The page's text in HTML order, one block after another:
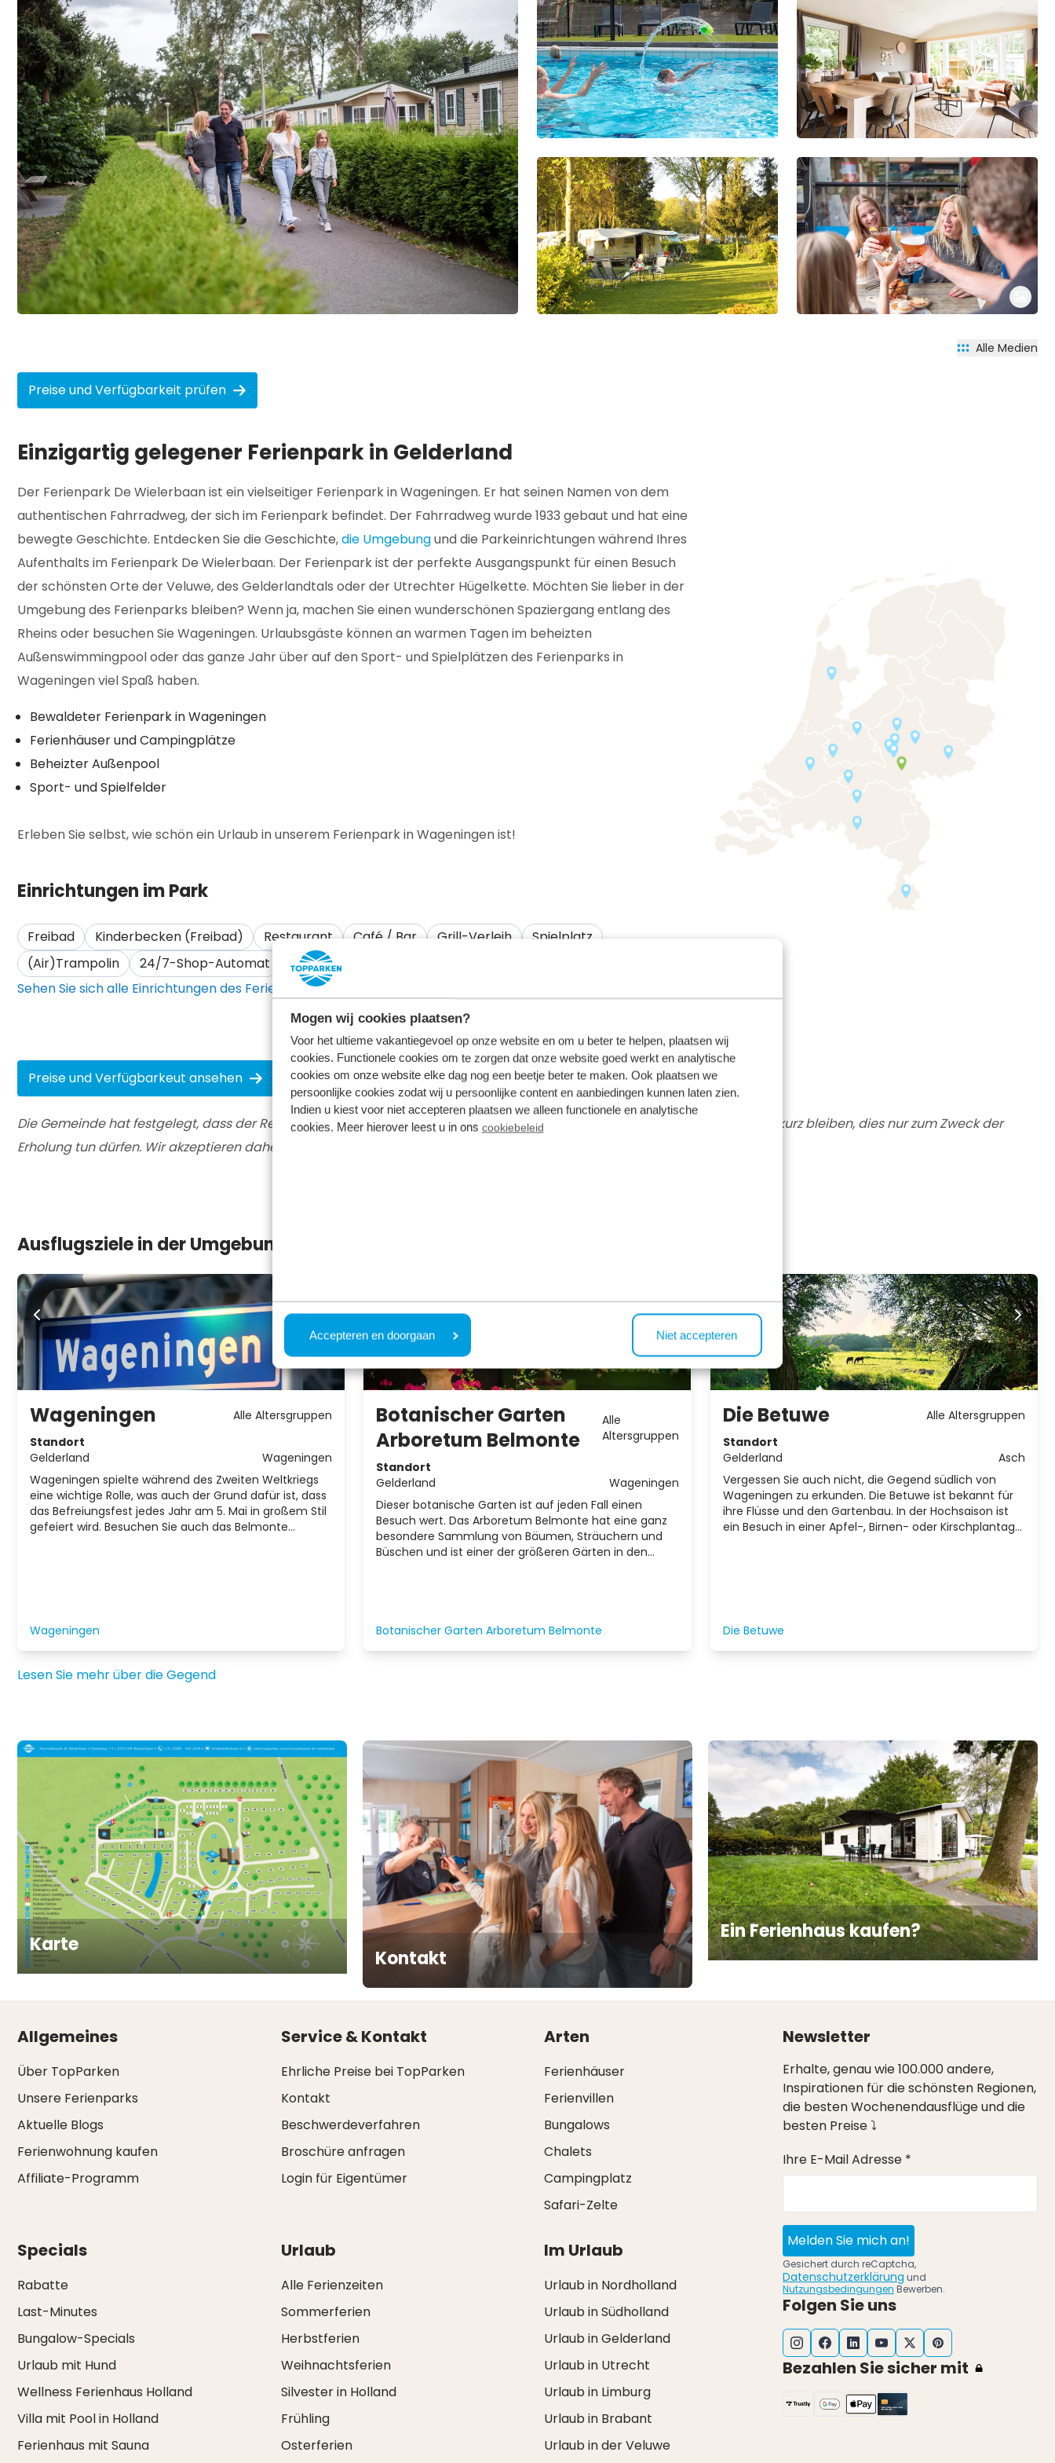
Mogen wij cookies plaatsen?
Voor het ultieme vakantiegevoel op onze website en om u beter te helpen, plaatsen wij
cookies. Functionele cookies om te zorgen dat onze website goed werkt en analytische
cookies om onze website elke dag nog een beetje beter te maken. Ook plaatsen we
persoonlijke cookies zodat wij u persoonlijke content en aanbiedingen kunnen laten zien.
Indien u kiest voor niet accepteren plaatsen we alleen functionele en analytische
cookies. Meer hierover leest u in ons cookiebeleid
Accepteren en doorgaan Niet accepteren
Alle Medien
Preise und Verfügbarkeit prüfen
Einzigartig gelegener Ferienpark in Gelderland
Der Ferienpark De Wielerbaan ist ein vielseitiger Ferienpark in Wageningen. Er hat seinen Namen von dem
authentischen Fahrradweg, der sich im Ferienpark befindet. Der Fahrradweg wurde 1933 gebaut und hat eine
bewegte Geschichte. Entdecken Sie die Geschichte,die Umgebungund die Parkeinrichtungen während Ihres
Aufenthalts im Ferienpark De Wielerbaan. Der Ferienpark ist der perfekte Ausgangspunkt für einen Besuch
der schönsten Orte der Veluwe, des Gelderlandtals oder der Utrechter Hügelkette. Möchten Sie lieber in der
Umgebung des Ferienparks bleiben? Wenn ja, machen Sie einen wunderschönen Spaziergang entlang des
Rheins oder besuchen Sie Wageningen. Urlaubsgäste können an warmen Tagen im beheizten
Außenswimmingpool oder das ganze Jahr über auf den Sport- und Spielplätzen des Ferienparks in
Wageningen viel Spaß haben.
Bewaldeter Ferienpark in Wageningen
Ferienhäuser und Campingplätze
Beheizter Außenpool
Sport- und Spielfelder
Erleben Sie selbst, wie schön ein Urlaub in unserem Ferienpark in Wageningen ist!
Einrichtungen im Park
Freibad Kinderbecken (Freibad) Restaurant Café / Bar Grill-Verleih
Spielplatz
(Air)Trampolin
24/7-Shop-Automat Fußball
Sehen Sie sich alle Einrichtungen des Ferienparks an
Preise und Verfügbarkeut ansehen
Die Gemeinde hat festgelegt, dass der Recreatiepark de Wielerbaan der Erholung dient. Das bedeutet, dass Gäste, die nur kurz bleiben, dies nur zum Zweck der
Erholung tun dürfen. Wir akzeptieren daher nur Buchungen für (kurze) Erholungsaufenthalte.
Ausflugsziele in der Umgebung von Recreatiepark de Wielerbaan
Wageningen
Alle Altersgruppen
Standort
Gelderland
Wageningen
Wageningen spielte während des Zweiten Weltkriegs
eine wichtige Rolle, was auch der Grund dafür ist, dass
das Befreiungsfest jedes Jahr am 5. Mai in großem Stil
gefeiert wird. Besuchen Sie auch das Belmonte
Wageningen
Botanischer Garten
Arboretum Belmonte
Alle
Altersgruppen
Standort
Gelderland
Wageningen
Dieser botanische Garten ist auf jeden Fall einen
Besuch wert. Das Arboretum Belmonte hat eine ganz
besondere Sammlung von Bäumen, Sträuchern und
Büschen und ist einer der größeren Gärten in den
Botanischer Garten Arboretum Belmonte
Die Betuwe
Alle Altersgruppen
Standort
Gelderland
Asch
Vergessen Sie auch nicht, die Gegend südlich von
Wageningen zu erkunden. Die Betuwe ist bekannt für
ihre Flüsse und den Gartenbau. In der Hochsaison ist
ein Besuch in einer Apfel-, Birnen- oder Kirschplantage
Die Betuwe
Lesen Sie mehr über die Gegend
Karte
Kontakt
Ein Ferienhaus kaufen?
Allgemeines
Über TopParken
Unsere Ferienparks
Aktuelle Blogs
Ferienwohnung kaufen
Affiliate-Programm
Service & Kontakt
Ehrliche Preise bei TopParken
Kontakt
Beschwerdeverfahren
Broschüre anfragen
Login für Eigentümer
Arten
Ferienhäuser
Ferienvillen
Bungalows
Chalets
Campingplatz
Safari-Zelte
Specials
Rabatte
Last-Minutes
Bungalow-Specials
Urlaub mit Hund
Wellness Ferienhaus Holland
Villa mit Pool in Holland
Ferienhaus mit Sauna
Urlaub
Alle Ferienzeiten
Sommerferien
Herbstferien
Weihnachtsferien
Silvester in Holland
Frühling
Osterferien
Im Urlaub
Urlaub in Nordholland
Urlaub in Südholland
Urlaub in Gelderland
Urlaub in Utrecht
Urlaub in Limburg
Urlaub in Brabant
Urlaub in der Veluwe
Newsletter
Erhalte, genau wie 100.000 andere,
Inspirationen für die schönsten Regionen,
die besten Wochenendausflüge und die
besten Preise ⤵
Ihre E-Mail Adresse *
Melden Sie mich an!
Gesichert durch reCaptcha,
Datenschutzerklärung und
Nutzungsbedingungen Bewerben.
Folgen Sie uns
Bezahlen Sie sicher mit